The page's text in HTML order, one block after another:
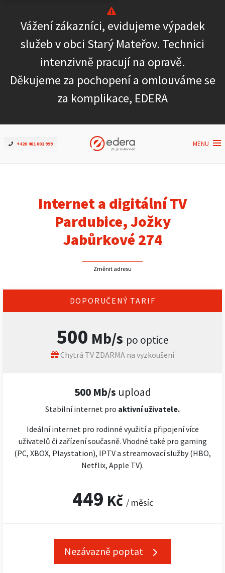
Vážení zákazníci, evidujeme výpadek
služeb v obci Starý Mateřov. Technici
intenzivně pracují na opravě.
Děkujeme za pochopení a omlouváme se
za komplikace, EDERA
+420 461 002 999 MENU
Ověřit dostupnost
Internet
ČEZNET TV
Podpora
Pro firmy
Internet a digitální TV
Pardubice, Jožky
Jabůrkové 274
Změnit adresu
DOPORUČENÝ TARIF
500 Mb/s po optice
Chytrá TV ZDARMA na vyzkoušení
500 Mb/s upload
Stabilní internet pro aktivní uživatele.
Ideální internet pro rodinné využití a připojení více
uživatelů či zařízení současně. Vhodné také pro gaming
(PC, XBOX, Playstation), IPTV a streamovací služby (HBO,
Netflix, Apple TV).
449 Kč / měsíc
Nezávazně poptat